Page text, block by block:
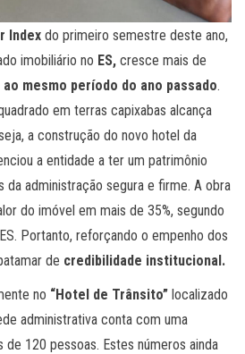
Index do primeiro semestre deste ano,
imobiliário no ES, cresce mais de
ao mesmo período do ano passado.
em terras capixabas alcança
a construção do novo hotel da
a entidade a ter um patrimônio
da administração segura e firme. A obra
do imóvel em mais de 35%, segundo
Portanto, reforçando o empenho dos
de credibilidade institucional.
no “Hotel de Trânsito” localizado
administrativa conta com uma
120 pessoas. Estes números ainda